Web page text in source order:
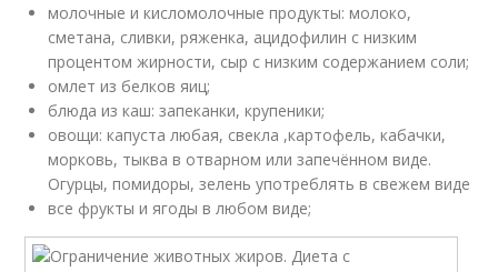
молочные и кисломолочные продукты: молоко,
сметана, сливки, ряженка, ацидофилин с низким
процентом жирности, сыр с низким содержанием соли;
омлет из белков яиц;
блюда из каш: запеканки, крупеники;
овощи: капуста любая, свекла ,картофель, кабачки,
морковь, тыква в отварном или запечённом виде.
Огурцы, помидоры, зелень употреблять в свежем виде
все фрукты и ягоды в любом виде;